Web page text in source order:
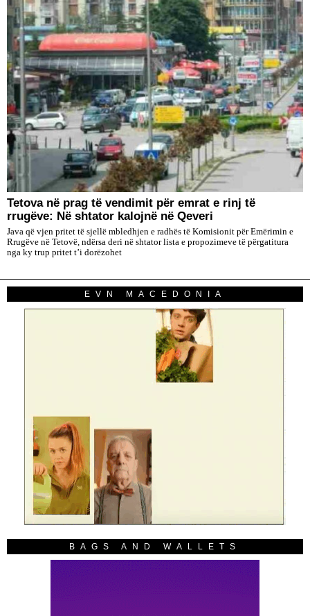
Tetova në prag të vendimit për emrat e rinj të
rrugëve: Në shtator kalojnë në Qeveri
Java që vjen pritet të sjellë mbledhjen e radhës të Komisionit për Emërimin e
Rrugëve në Tetovë, ndërsa deri në shtator lista e propozimeve të përgatitura
nga ky trup pritet t’i dorëzohet
EVN MACEDONIA
BAGS AND WALLETS